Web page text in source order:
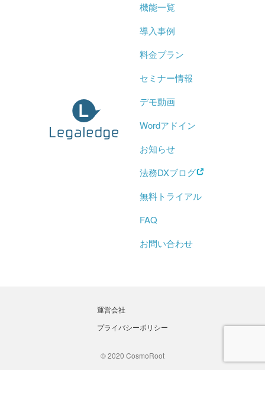
機能一覧
導入事例
料金プラン
セミナー情報
デモ動画
Wordアドイン
お知らせ
法務DXブログ
無料トライアル
FAQ
お問い合わせ
運営会社
プライバシーポリシー
© 2020 CosmoRoot